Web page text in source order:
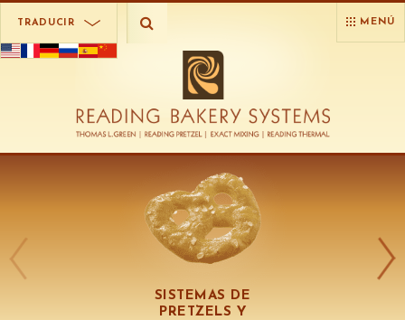
TRADUCIR MENÚ
SISTEMAS DE
PRETZELS Y